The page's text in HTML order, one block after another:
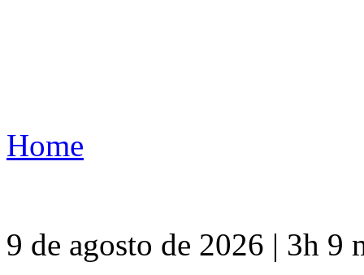
Home
9 de agosto de 2026 | 3h 9